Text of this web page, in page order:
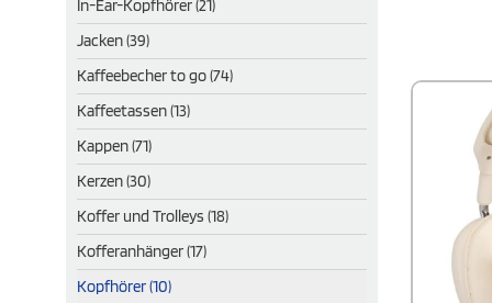
In-Ear-Kopfhörer (21)
Jacken (39)
Kaffeebecher to go (74)
Kaffeetassen (13)
Kappen (71)
Kerzen (30)
Koffer und Trolleys (18)
Kofferanhänger (17)
Kopfhörer (10)